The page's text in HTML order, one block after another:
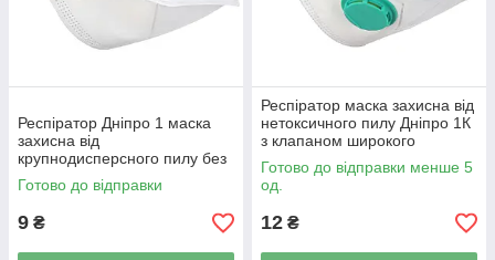
Респіратор Дніпро 1 маска
захисна від
крупнодисперсного пилу без
клапана широкого
застосування
Готово до відправки
9 ₴
Респіратор маска захисна від
нетоксичного пилу Дніпро 1К
з клапаном широкого
застосування
Готово до відправки менше 5
од.
12 ₴